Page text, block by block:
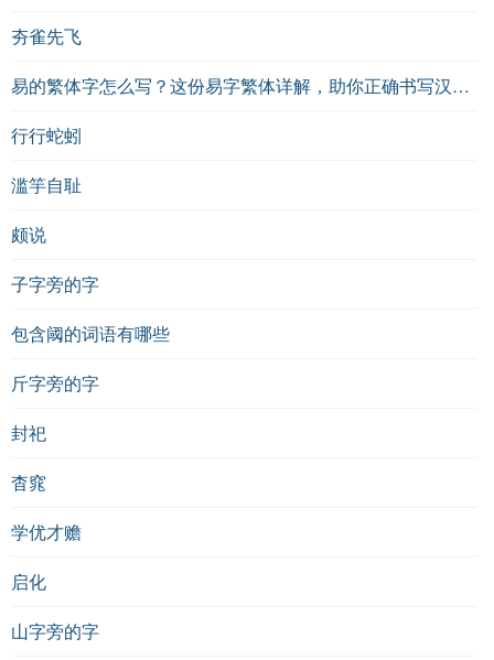
夯雀先飞
易的繁体字怎么写？这份易字繁体详解，助你正确书写汉字_汉字繁体学习
行行蛇蚓
滥竽自耻
颇说
子字旁的字
包含阈的词语有哪些
斤字旁的字
封祀
杳窕
学优才赡
启化
山字旁的字